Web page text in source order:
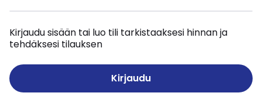
Kirjaudu sisään tai luo tili tarkistaaksesi hinnan ja
tehdäksesi tilauksen
Kirjaudu